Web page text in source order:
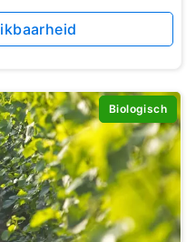
Biologisch